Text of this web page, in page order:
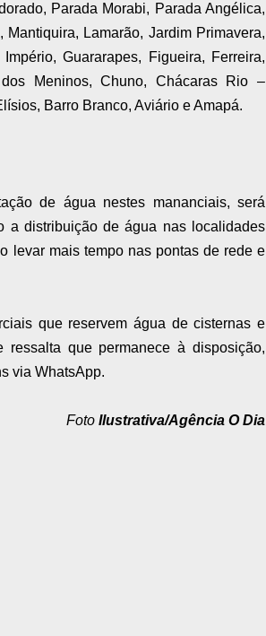
Parada Morabi, Parada Angélica,
Lamarão, Jardim Primavera,
Guararapes, Figueira, Ferreira,
Meninos, Chuno, Chácaras Rio –
Barro Branco, Aviário e Amapá.
de água nestes mananciais, será
a distribuição de água nas localidades
levar mais tempo nas pontas de rede e
que reservem água de cisternas e
ressalta que permanece à disposição,
via WhatsApp.
Foto Ilustrativa/Agência O Dia